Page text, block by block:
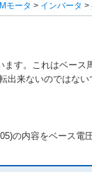
モータ > インバータ >
す。これはベー
出来ないのではない
の内容をベース電